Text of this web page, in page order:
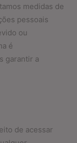
medidas de
pessoais
ou
é
garantir a
de acessar